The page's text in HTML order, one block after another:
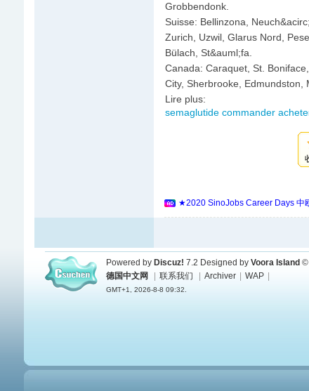
Grobbendonk.
Suisse: Bellinzona,
Zurich, Uzwil, Glarus Nord,
Bülach, St&auml;fa.
Canada: Caraquet, St.
City, Sherbrooke, Edmundston,
Lire plus:
semaglutide commander
★2020 SinoJobs Career Days
Powered by Discuz! 7.2 Designed by Voora Island ©
德国中文网
联系我们 Archiver WAP
GMT+1, 2026-8-8 09:32.